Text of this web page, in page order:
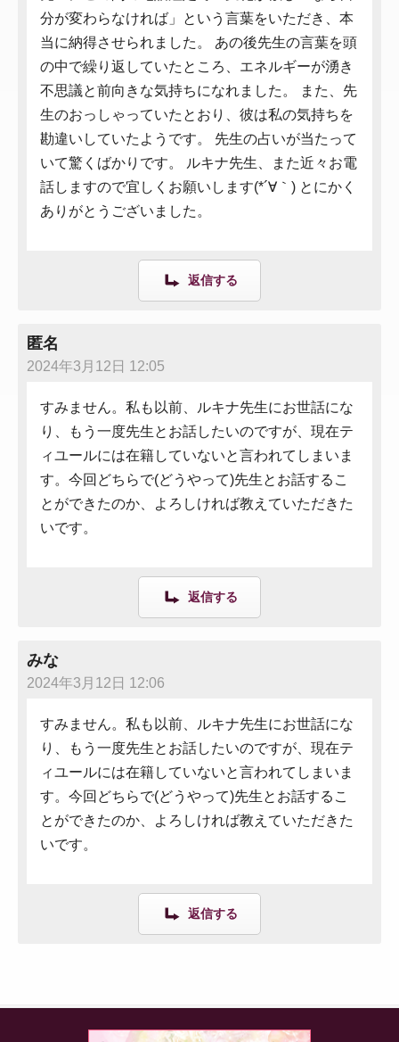
分が変わらなければ」という言葉をいただき、本
当に納得させられました。 あの後先生の言葉を頭
の中で繰り返していたところ、エネルギーが湧き
不思議と前向きな気持ちになれました。 また、先
生のおっしゃっていたとおり、彼は私の気持ちを
勘違いしていたようです。 先生の占いが当たって
いて驚くばかりです。 ルキナ先生、また近々お電
話しますので宜しくお願いします(*´∀｀) とにかく
ありがとうございました。
返信する
匿名
2024年3月12日 12:05
すみません。私も以前、ルキナ先生にお世話にな
り、もう一度先生とお話したいのですが、現在テ
ィユールには在籍していないと言われてしまいま
す。今回どちらで(どうやって)先生とお話するこ
とができたのか、よろしければ教えていただきた
いです。
返信する
みな
2024年3月12日 12:06
すみません。私も以前、ルキナ先生にお世話にな
り、もう一度先生とお話したいのですが、現在テ
ィユールには在籍していないと言われてしまいま
す。今回どちらで(どうやって)先生とお話するこ
とができたのか、よろしければ教えていただきた
いです。
返信する